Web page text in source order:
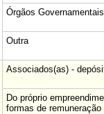
Órgãos
Outra
Associados(as) -
Do próprio
formas de remuneração